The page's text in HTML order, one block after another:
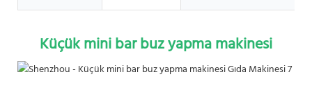
Küçük mini bar buz yapma makinesi